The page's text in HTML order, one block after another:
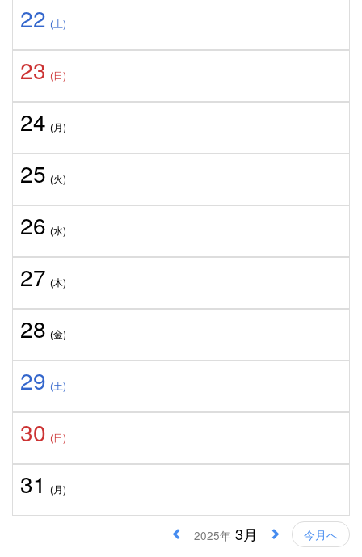
22 (土)
23 (日)
24 (月)
25 (火)
26 (水)
27 (木)
28 (金)
29 (土)
30 (日)
31 (月)
2025年 3月 今月へ